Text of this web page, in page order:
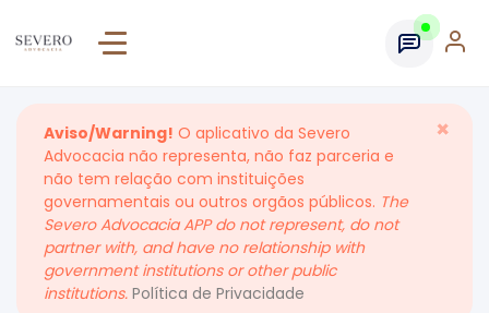
Aviso/Warning! O aplicativo da Severo
Advocacia não representa, não faz parceria e
não tem relação com instituições
governamentais ou outros orgãos públicos. The
Severo Advocacia APP do not represent, do not
partner with, and have no relationship with
government institutions or other public
institutions. Política de Privacidade
×